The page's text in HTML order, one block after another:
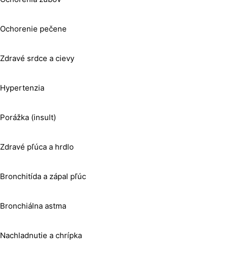
Ochorenie pečene
Zdravé srdce a cievy
Hypertenzia
Porážka (insult)
Zdravé pľúca a hrdlo
Bronchitída a zápal pľúc
Bronchiálna astma
Nachladnutie a chrípka